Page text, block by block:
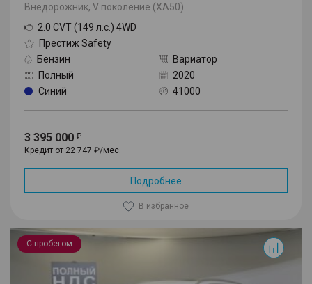
Внедорожник, V поколение (XA50)
2.0 CVT (149 л.с.) 4WD
Престиж Safety
Бензин
Вариатор
Полный
2020
Синий
41000
3 395 000
Кредит от 22 747 ₽/мес.
Подробнее
В избранное
С пробегом
F7